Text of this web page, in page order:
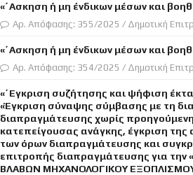
«΄Ασκηση ή μη ένδικων μέσων και
Αρ. Απόφασης: 355/2025 / Δημοτική
«΄Ασκηση ή μη ένδικων μέσων και
Αρ. Απόφασης: 354/2025 / Δημοτική
«΄Εγκριση συζήτησης και ψήφιση
«Έγκριση σύναψης σύμβασης με τη
διαπραγμάτευσης χωρίς
κατεπείγουσας ανάγκης, έγκριση της
των όρων διαπραγμάτευσης και
επιτροπής διαπραγμάτευσης για
ΒΛΑΒΩΝ ΜΗΧΑΝΟΛΟΓΙΚΟΥ